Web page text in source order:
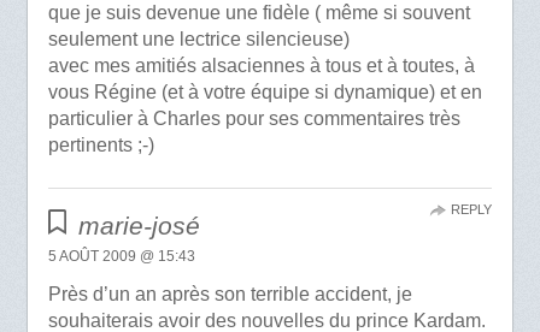
que je suis devenue une fidèle ( même si souvent
seulement une lectrice silencieuse)
avec mes amitiés alsaciennes à tous et à toutes, à
vous Régine (et à votre équipe si dynamique) et en
particulier à Charles pour ses commentaires très
pertinents ;-)
marie-josé
5 AOÛT 2009 @ 15:43
Près d’un an après son terrible accident, je
souhaiterais avoir des nouvelles du prince Kardam.
REPLY